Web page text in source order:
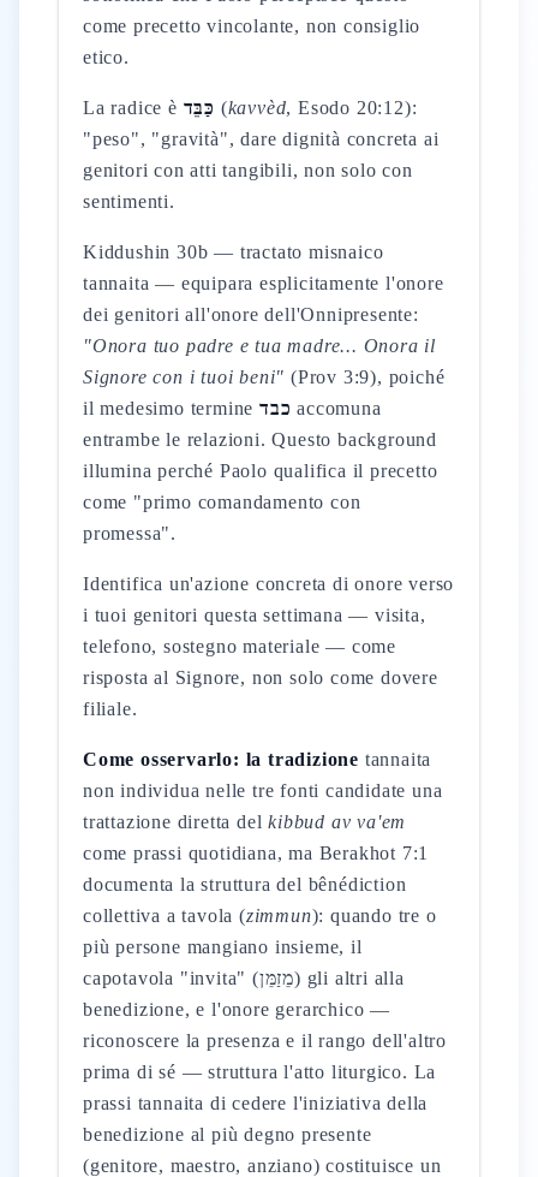
come precetto vincolante, non consiglio
etico.
La radice è כַּבֵּד (kavvèd, Esodo 20:12):
"peso", "gravità", dare dignità concreta ai
genitori con atti tangibili, non solo con
sentimenti.
Kiddushin 30b — tractato misnaico
tannaita — equipara esplicitamente l'onore
dei genitori all'onore dell'Onnipresente:
"Onora tuo padre e tua madre... Onora il
Signore con i tuoi beni" (Prov 3:9), poiché
il medesimo termineכבד accomuna
entrambe le relazioni. Questo background
illumina perché Paolo qualifica il precetto
come "primo comandamento con
promessa".
Identifica un'azione concreta di onore verso
i tuoi genitori questa settimana — visita,
telefono, sostegno materiale — come
risposta al Signore, non solo come dovere
filiale.
Come osservarlo: la tradizione tannaita
non individua nelle tre fonti candidate una
trattazione diretta delkibbud av va'em
come prassi quotidiana, ma Berakhot 7:1
documenta la struttura del bênédiction
collettiva a tavola (zimmun): quando tre o
più persone mangiano insieme, il
capotavola "invita" (מֵזַמֵּן) gli altri alla
benedizione, e l'onore gerarchico —
riconoscere la presenza e il rango dell'altro
prima di sé — struttura l'atto liturgico. La
prassi tannaita di cedere l'iniziativa della
benedizione al più degno presente
(genitore, maestro, anziano) costituisce un